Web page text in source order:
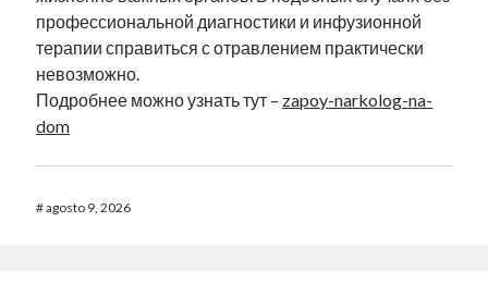
профессиональной диагностики и инфузионной
терапии справиться с отравлением практически
невозможно.
Подробнее можно узнать тут – zapoy-narkolog-na-
dom
#agosto 9, 2026